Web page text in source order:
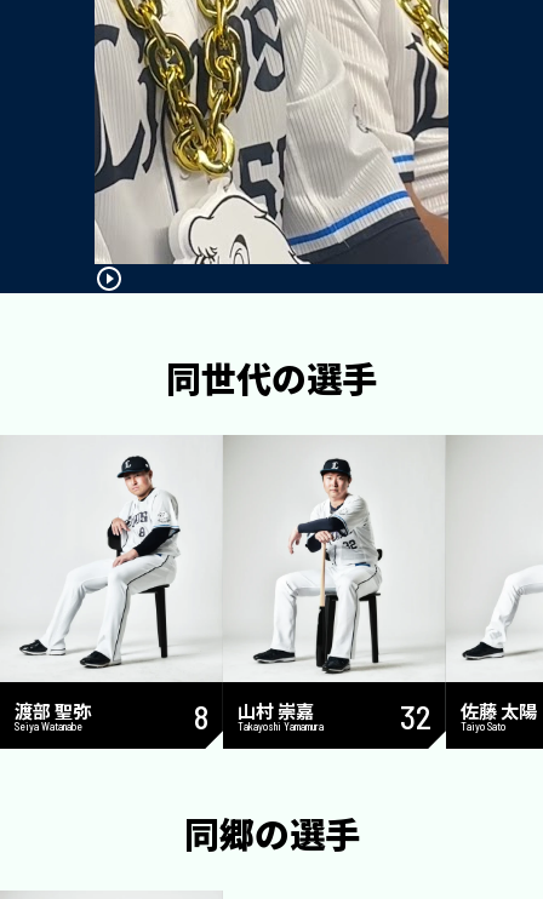
同世代の選手
渡部 聖弥
Seiya Watanabe 8 山村 崇嘉
Takayoshi Yamamura 32 佐藤 太陽
Taiyo Sato
同郷の選手